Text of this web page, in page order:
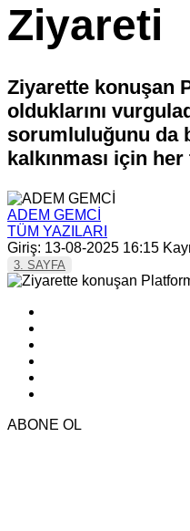
Ziyareti
Ziyarette konuşan
olduklarını
sorumluluğunu da
kalkınması için
ADEM GEMCİ
TÜM YAZILARI
Giriş: 13-08-2025 16:15
3. SAYFA
ABONE OL